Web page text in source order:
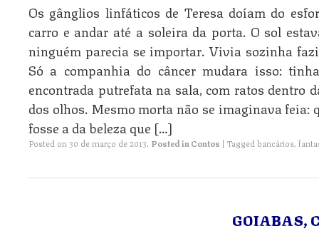
Os gânglios linfáticos de Teresa doíam do
carro e andar até a soleira da porta. O sol
ninguém parecia se importar. Vivia sozinha
Só a companhia do câncer mudara isso:
encontrada putrefata na sala, com ratos dentro
dos olhos. Mesmo morta não se imaginava
fosse a da beleza que […]
Posted on30 de março de 2013. Posted inContos | Taggedbancários,
GOIABAS,